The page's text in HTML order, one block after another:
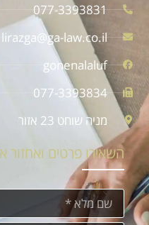
077-3393831
lirazga@ga-law.co.il
gonenalaluf
077-3393834
מניה שוחט 23 אזור
השאירו פרטים